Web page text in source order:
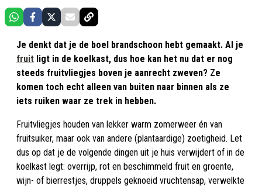
Je denkt dat je de boel brandschoon hebt gemaakt. Al je
fruit ligt in de koelkast, dus hoe kan het nu dat er nog
steeds fruitvliegjes boven je aanrecht zweven? Ze
komen toch echt alleen van buiten naar binnen als ze
iets ruiken waar ze trek in hebben.
Fruitvliegjes houden van lekker warm zomerweer én van
fruitsuiker, maar ook van andere (plantaardige) zoetigheid. Let
dus op dat je de volgende dingen uit je huis verwijdert of in de
koelkast legt: overrijp, rot en beschimmeld fruit en groente,
wijn- of bierrestjes, druppels geknoeid vruchtensap, verwelkte